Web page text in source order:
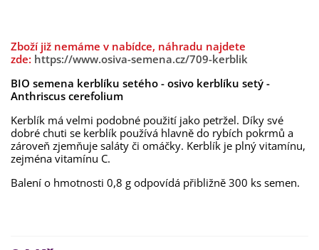
Zboží již nemáme v nabídce, náhradu najdete
zde: https://www.osiva-semena.cz/709-kerblik
BIO semena kerblíku setého - osivo kerblíku setý -
Anthriscus cerefolium
Kerblík má velmi podobné použití jako petržel. Díky své
dobré chuti se kerblík používá hlavně do rybích pokrmů a
zároveň zjemňuje saláty či omáčky. Kerblík je plný vitamínu,
zejména vitamínu C.
Balení o hmotnosti 0,8 g odpovídá přibližně 300 ks semen.